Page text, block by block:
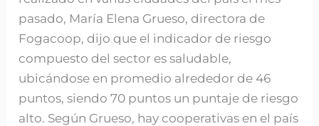
pasado, María Elena Grueso, directora de
Fogacoop, dijo que el indicador de riesgo
compuesto del sector es saludable,
ubicándose en promedio alrededor de 46
puntos, siendo 70 puntos un puntaje de riesgo
alto. Según Grueso, hay cooperativas en el país